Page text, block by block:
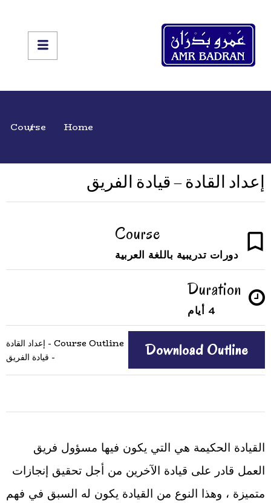
Home
Course
إعداد القادة – قيادة الفريق
Course
دورات تدريبية باللغة العربية
Duration
4 أيام
Download Outline
Course Outline - إعداد القادة
- قيادة الفريق
القيادة الحكيمة هي التي يكون فيها مسؤول فريق
العمل قادر على قيادة الآخرين من أجل تحقيق إنجازات
متميزة ، وهذا النوع من القيادة يكون له السبق في فهم